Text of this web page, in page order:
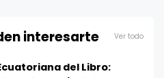
interesarte Ver todo
del Libro: